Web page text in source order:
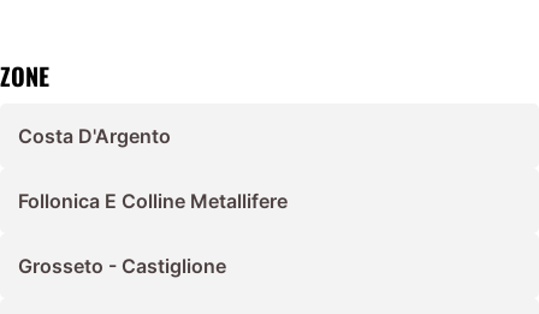
ZONE
Costa D'Argento
Follonica E Colline Metallifere
Grosseto - Castiglione